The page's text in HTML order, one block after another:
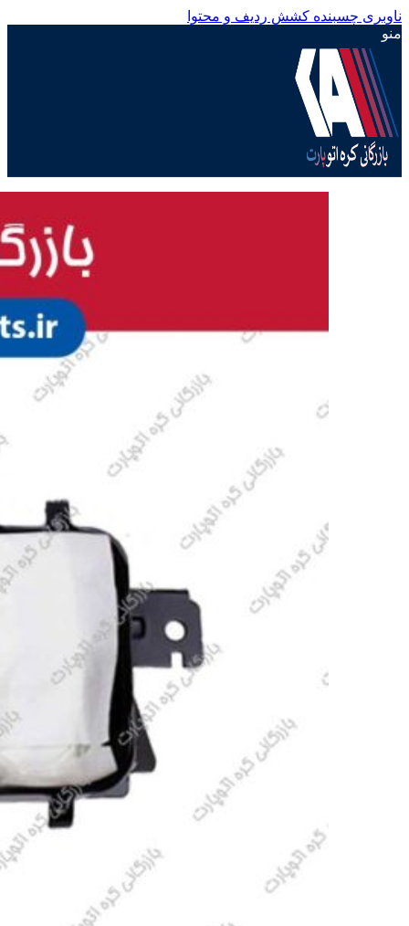
ناوبری چسبنده کشش ردیف و محتوا
منو